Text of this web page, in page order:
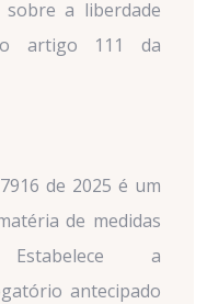
sobre a liberdade
artigo 111 da
de 2025 é um
de medidas
Estabelece a
antecipado